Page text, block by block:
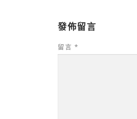
發佈留言
留言 *